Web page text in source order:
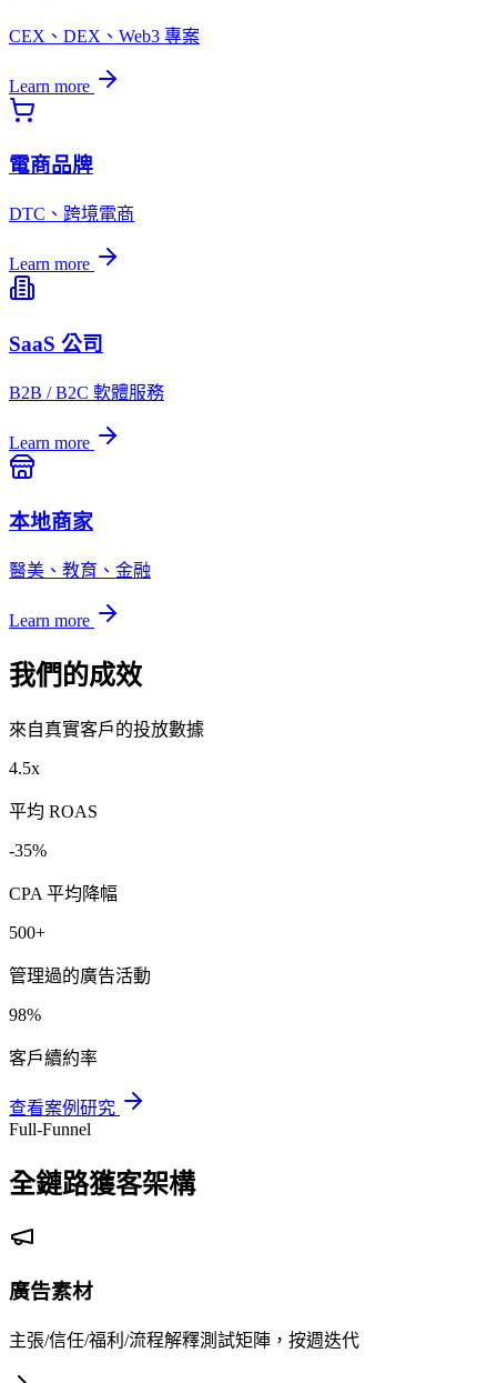
CEX、DEX、Web3 專案
Learn more
電商品牌
DTC、跨境電商
Learn more
SaaS 公司
B2B / B2C 軟體服務
Learn more
本地商家
醫美、教育、金融
Learn more
我們的成效
來自真實客戶的投放數據
4.5x
平均 ROAS
-35%
CPA 平均降幅
500+
管理過的廣告活動
98%
客戶續約率
查看案例研究
Full-Funnel
全鏈路獲客架構
廣告素材
主張/信任/福利/流程解釋測試矩陣，按週迭代